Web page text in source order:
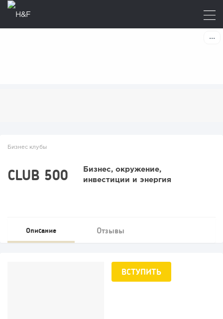
Бизнес клубы
CLUB 500
Бизнес, окружение,
инвестиции и энергия
Описание Отзывы
ВСТУПИТЬ